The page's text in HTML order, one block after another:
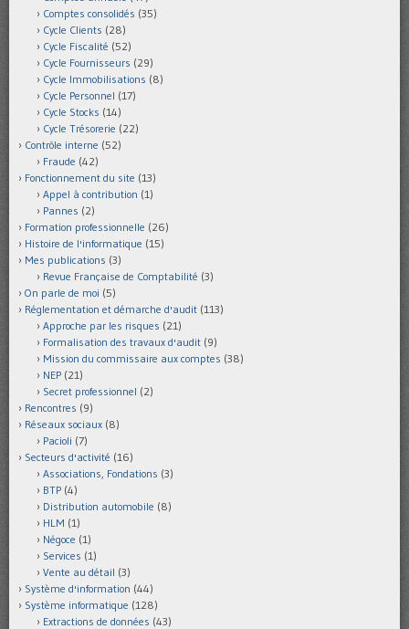
Comptes consolidés (35)
Cycle Clients (28)
Cycle Fiscalité (52)
Cycle Fournisseurs (29)
Cycle Immobilisations (8)
Cycle Personnel (17)
Cycle Stocks (14)
Cycle Trésorerie (22)
Contrôle interne (52)
Fraude (42)
Fonctionnement du site (13)
Appel à contribution (1)
Pannes (2)
Formation professionnelle (26)
Histoire de l'informatique (15)
Mes publications (3)
Revue Française de Comptabilité (3)
On parle de moi (5)
Réglementation et démarche d'audit (113)
Approche par les risques (21)
Formalisation des travaux d'audit (9)
Mission du commissaire aux comptes (38)
NEP (21)
Secret professionnel (2)
Rencontres (9)
Réseaux sociaux (8)
Pacioli (7)
Secteurs d'activité (16)
Associations, Fondations (3)
BTP (4)
Distribution automobile (8)
HLM (1)
Négoce (1)
Services (1)
Vente au détail (3)
Système d'information (44)
Système informatique (128)
Extractions de données (43)